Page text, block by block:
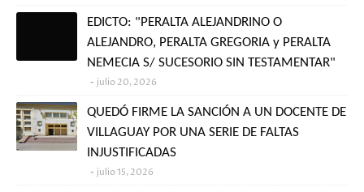
EDICTO: "PERALTA ALEJANDRINO O
ALEJANDRO, PERALTA GREGORIA y PERALTA
NEMECIA S/ SUCESORIO SIN TESTAMENTAR"
julio 20, 2026
QUEDÓ FIRME LA SANCIÓN A UN DOCENTE DE
VILLAGUAY POR UNA SERIE DE FALTAS
INJUSTIFICADAS
julio 15, 2026